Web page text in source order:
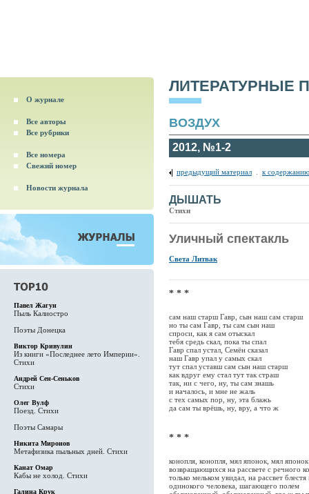
О журнале
Все авторы
Все рубрики
Все номера
Свежий номер
Новости журнала
Павел Жагун
Пыль Калиостро
Поэты Донецка
Виктор Кривулин
Из книги «Последнее лето Империи».
Стихи
Андрей Сен-Сеньков
Стихи
Олег Вулф
Поезд. Стихи
Поэты Самары
Никита Миронов
Метафизика пыльных дней. Стихи
Канат Омар
Кабы не холод. Стихи
Галина Крук
ЛИТЕРАТУРНЫЕ
ВОЗДУХ
2012, №1-2
предыдущий материал к
ДЫШАТЬ
Стихи
Уличный спектакль
Света Литвак
* * *
сам наш старш Гавр, сын наш сам старш
но ты сам Гавр, ты сам сын наш
спроси, как я сам отыскал
тебя средь скал, пока ты спал
Гавр спал устал, Семён сказал
наш Гавр упал у самых скал
тут спал уставш сам сын наш старш
как вдруг ему стал тут так страш
так, ни с чего, ну, ты сам знашь
и началось, и мне не жаль
с тех самых пор, ну, эта блажь
да сам ты врёшь, ну, вру, а что ж
* * *
конопля, конопля, мял японок, мял японок
возвращающихся на рассвете с речного
только мельком увидал, на рассвет
одинокого человека, шагающего полем